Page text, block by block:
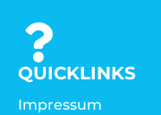
QUICKLINKS
Impressum